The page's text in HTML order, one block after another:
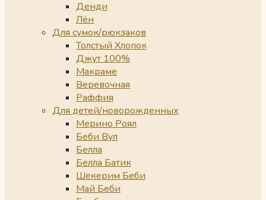
Денди
Лён
Для сумок/рюкзаков
Толстый Хлопок
Джут 100%
Макраме
Веревочная
Раффия
Для детей/новорожденных
Мерино Роял
Беби Вул
Белла
Белла Батик
Шекерим Беби
Май Беби